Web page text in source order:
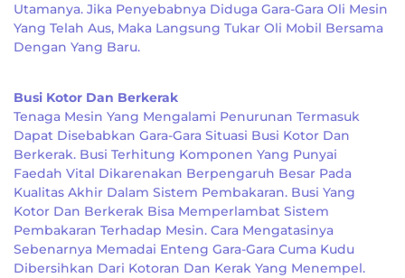
Utamanya. Jika Penyebabnya Diduga Gara-Gara Oli Mesin
Yang Telah Aus, Maka Langsung Tukar Oli Mobil Bersama
Dengan Yang Baru.
Busi Kotor Dan Berkerak
Tenaga Mesin Yang Mengalami Penurunan Termasuk
Dapat Disebabkan Gara-Gara Situasi Busi Kotor Dan
Berkerak. Busi Terhitung Komponen Yang Punyai
Faedah Vital Dikarenakan Berpengaruh Besar Pada
Kualitas Akhir Dalam Sistem Pembakaran. Busi Yang
Kotor Dan Berkerak Bisa Memperlambat Sistem
Pembakaran Terhadap Mesin. Cara Mengatasinya
Sebenarnya Memadai Enteng Gara-Gara Cuma Kudu
Dibersihkan Dari Kotoran Dan Kerak Yang Menempel.